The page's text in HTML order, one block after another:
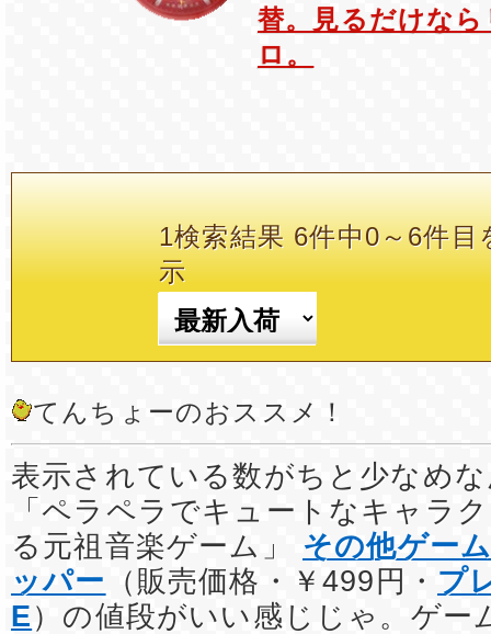
替。見るだけな
ロ。
1検索結果 6件中0～6件目
示
てんちょーのおススメ！
表示されている数がちと少なめ
「ペラペラでキュートなキャラ
る元祖音楽ゲーム」 その他ゲー
ッパー （販売価格・￥499円・ プ
E ）の値段がいい感じじゃ。ゲー